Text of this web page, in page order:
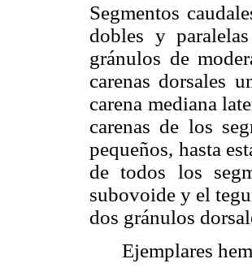
Segmentos
dobles y
gránulos de
carenas dorsales
carena mediana
carenas de los
pequeños, hasta
de todos los
subovoide y el
dos gránulos
Ejemplares